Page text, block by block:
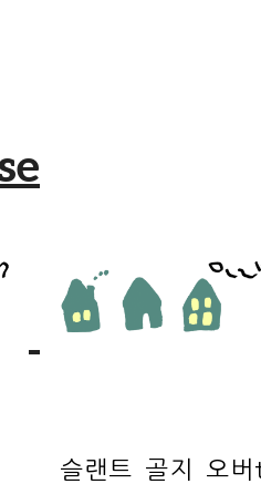
슬랜트 골지 오